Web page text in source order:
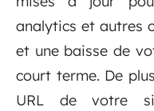
analytics et autres
et une baisse de
court terme. De
URL de votre